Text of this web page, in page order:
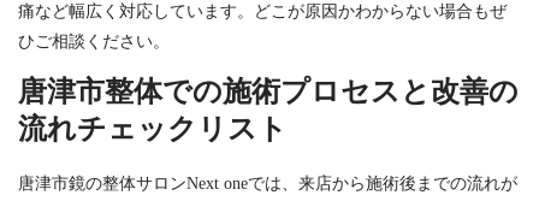
痛など幅広く対応しています。どこが原因かわからない場合もぜ
ひご相談ください。
唐津市整体での施術プロセスと改善の
流れチェックリスト
唐津市鏡の整体サロンNext oneでは、来店から施術後までの流れが